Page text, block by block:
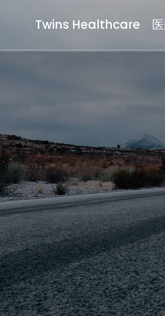
Twins Healthcare 医